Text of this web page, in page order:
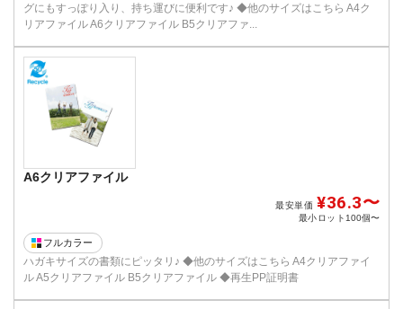
グにもすっぽり入り、持ち運びに便利です♪ ◆他のサイズはこちら A4ク
リアファイル A6クリアファイル B5クリアファ...
A6クリアファイル
最安単価 ¥36.3〜
最小ロット100個〜
フルカラー
ハガキサイズの書類にピッタリ♪ ◆他のサイズはこちら A4クリアファイ
ル A5クリアファイル B5クリアファイル ◆再生PP証明書